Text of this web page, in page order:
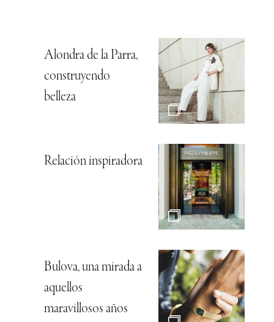
Alondra de la Parra,
construyendo
belleza
Relación inspiradora
Bulova, una mirada a
aquellos
maravillosos años